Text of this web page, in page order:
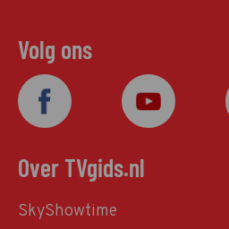
Volg ons
Over TVgids.nl
SkyShowtime